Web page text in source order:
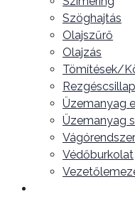
Szöghajtás
Olajszűrő
Olajzás
Tömítések/
Üzemanyag
Üzemanyag
Védőburkolat